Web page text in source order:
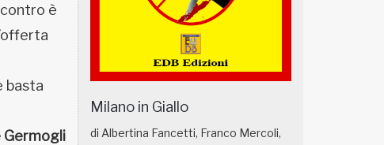
è
basta
Germogli
Milano in Giallo
di Albertina Fancetti, Franco Mercoli,